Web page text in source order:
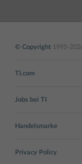
© Copyright 1995-
TI.com
Jobs bei TI
Handelsmarke
Privacy Policy